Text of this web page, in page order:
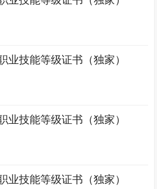
业技能等级证书（独家）
业技能等级证书（独家）
业技能等级证书（独家）